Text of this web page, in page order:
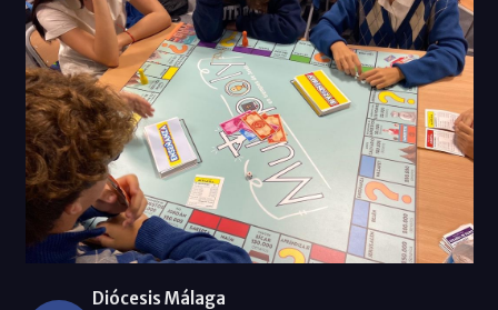
Diócesis Málaga